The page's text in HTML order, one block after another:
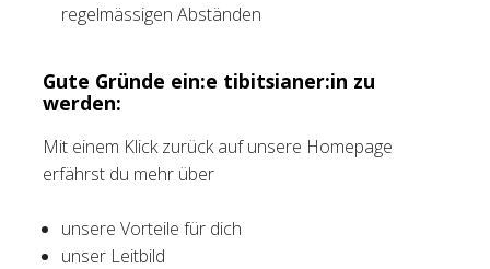
regelmässigen Abständen
Gute Gründe ein:e tibitsianer:in zu
werden:
Mit einem Klick zurück auf unsere Homepage
erfährst du mehr über
unsere Vorteile für dich
unser Leitbild